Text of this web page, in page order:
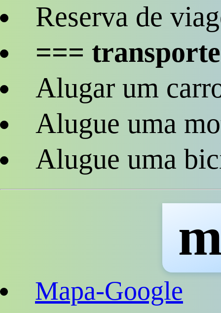
Reserva de
===
Alugar um
Alugue uma
Alugue uma
Mapa-Google